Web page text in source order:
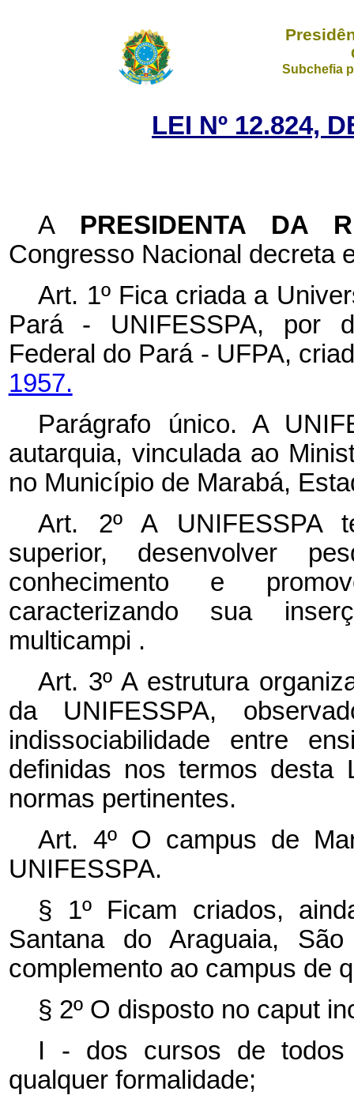
Subchefia
LEI Nº 12.824,
A PRESIDENTA DA
Congresso Nacional decreta
Art. 1º Fica criada a
Pará - UNIFESSPA, por
Federal do Pará - UFPA,
1957.
Parágrafo único. A
autarquia, vinculada ao
no Município de Marabá,
Art. 2º A UNIFESSPA
superior, desenvolver
conhecimento e
caracterizando sua
multicampi .
Art. 3º A estrutura
da UNIFESSPA,
indissociabilidade entre
definidas nos termos
normas pertinentes.
Art. 4º O campus de
UNIFESSPA.
§ 1º Ficam criados,
Santana do Araguaia,
complemento ao campus de
§ 2º O disposto no caput
I - dos cursos de todos
qualquer formalidade;